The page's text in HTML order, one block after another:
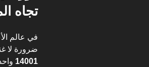
تجاه
في عالم
ضرورة لا
14001